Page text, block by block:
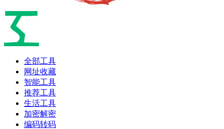
全部工具
网址收藏
智能工具
推荐工具
生活工具
加密解密
编码转码